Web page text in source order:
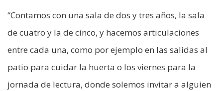
“Contamos con una sala de dos y tres años, la sala
de cuatro y la de cinco, y hacemos articulaciones
entre cada una, como por ejemplo en las salidas al
patio para cuidar la huerta o los viernes para la
jornada de lectura, donde solemos invitar a alguien